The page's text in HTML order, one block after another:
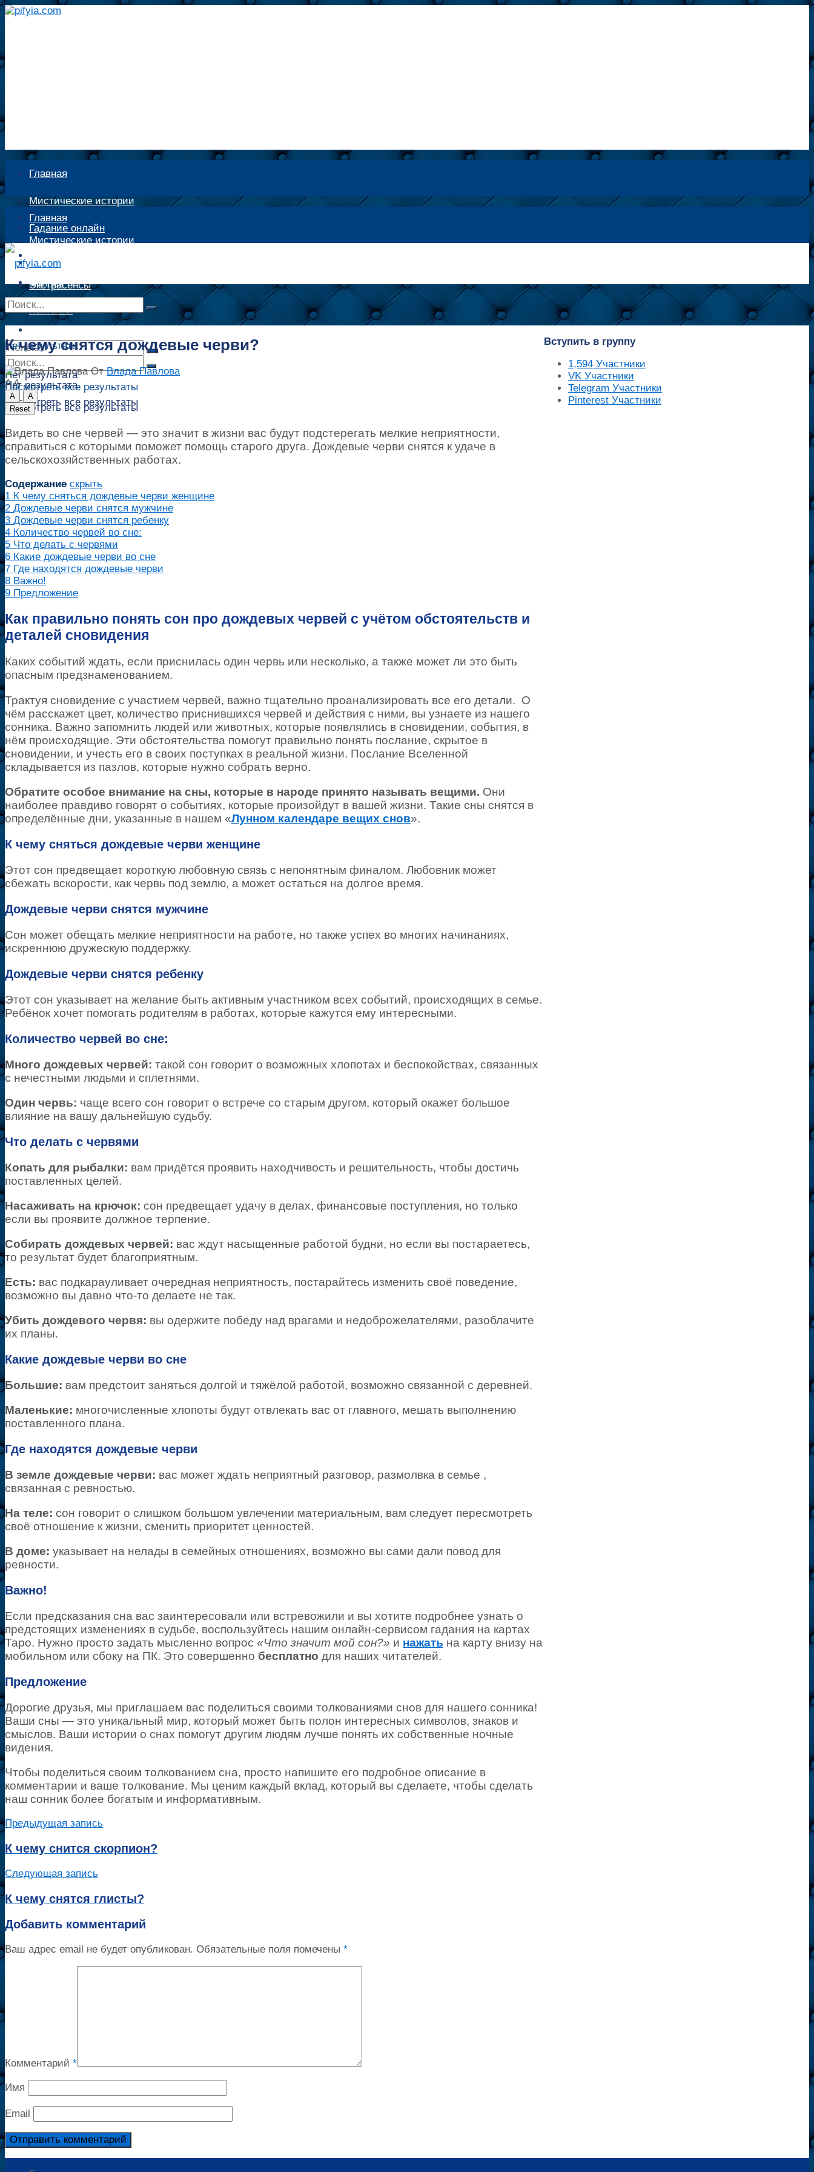
Главная
Мистические истории
Гадание онлайн
Сонник
Контакты
Нет результата
Посмотреть все результаты
Главная
Мистические истории
Гадание онлайн
Экстрасенсы
Сонник
Нет результата
Посмотреть все результаты
Нет результата
Посмотреть все результаты
К чему снятся дождевые черви?
От Влада Павлова
A A
A
A
Reset
Видеть во сне червей — это значит в жизни вас будут подстерегать мелкие неприятности,
справиться с которыми поможет помощь старого друга. Дождевые черви снятся к удаче в
сельскохозяйственных работах.
Содержание скрыть
1 К чему сняться дождевые черви женщине
2 Дождевые черви снятся мужчине
3 Дождевые черви снятся ребенку
4 Количество червей во сне:
5 Что делать с червями
6 Какие дождевые черви во сне
7 Где находятся дождевые черви
8 Важно!
9 Предложение
Как правильно понять сон про дождевых червей с учётом обстоятельств и
деталей сновидения
Каких событий ждать, если приснилась один червь или несколько, а также может ли это быть
опасным предзнаменованием.
Трактуя сновидение с участием червей, важно тщательно проанализировать все его детали. О
чём расскажет цвет, количество приснившихся червей и действия с ними, вы узнаете из нашего
сонника. Важно запомнить людей или животных, которые появлялись в сновидении, события, в
нём происходящие. Эти обстоятельства помогут правильно понять послание, скрытое в
сновидении, и учесть его в своих поступках в реальной жизни. Послание Вселенной
складывается из пазлов, которые нужно собрать верно.
Обратите особое внимание на сны, которые в народе принято называть вещими. Они
наиболее правдиво говорят о событиях, которые произойдут в вашей жизни. Такие сны снятся в
определённые дни, указанные в нашем «Лунном календаре вещих снов».
К чему сняться дождевые черви женщине
Этот сон предвещает короткую любовную связь с непонятным финалом. Любовник может
сбежать вскорости, как червь под землю, а может остаться на долгое время.
Дождевые черви снятся мужчине
Сон может обещать мелкие неприятности на работе, но также успех во многих начинаниях,
искреннюю дружескую поддержку.
Дождевые черви снятся ребенку
Этот сон указывает на желание быть активным участником всех событий, происходящих в семье.
Ребёнок хочет помогать родителям в работах, которые кажутся ему интересными.
Количество червей во сне:
Много дождевых червей: такой сон говорит о возможных хлопотах и беспокойствах, связанных
с нечестными людьми и сплетнями.
Один червь: чаще всего сон говорит о встрече со старым другом, который окажет большое
влияние на вашу дальнейшую судьбу.
Что делать с червями
Копать для рыбалки: вам придётся проявить находчивость и решительность, чтобы достичь
поставленных целей.
Насаживать на крючок: сон предвещает удачу в делах, финансовые поступления, но только
если вы проявите должное терпение.
Собирать дождевых червей: вас ждут насыщенные работой будни, но если вы постараетесь,
то результат будет благоприятным.
Есть: вас подкарауливает очередная неприятность, постарайтесь изменить своё поведение,
возможно вы давно что-то делаете не так.
Убить дождевого червя: вы одержите победу над врагами и недоброжелателями, разоблачите
их планы.
Какие дождевые черви во сне
Большие: вам предстоит заняться долгой и тяжёлой работой, возможно связанной с деревней.
Маленькие: многочисленные хлопоты будут отвлекать вас от главного, мешать выполнению
поставленного плана.
Где находятся дождевые черви
В земле дождевые черви: вас может ждать неприятный разговор, размолвка в семье ,
связанная с ревностью.
На теле: сон говорит о слишком большом увлечении материальным, вам следует пересмотреть
своё отношение к жизни, сменить приоритет ценностей.
В доме: указывает на нелады в семейных отношениях, возможно вы сами дали повод для
ревности.
Важно!
Если предсказания сна вас заинтересовали или встревожили и вы хотите подробнее узнать о
предстоящих изменениях в судьбе, воспользуйтесь нашим онлайн-сервисом гадания на картах
Таро. Нужно просто задать мысленно вопрос «Что значит мой сон?» и нажать на карту внизу на
мобильном или сбоку на ПК. Это совершенно бесплатно для наших читателей.
Предложение
Дорогие друзья, мы приглашаем вас поделиться своими толкованиями снов для нашего сонника!
Ваши сны — это уникальный мир, который может быть полон интересных символов, знаков и
смыслов. Ваши истории о снах помогут другим людям лучше понять их собственные ночные
видения.
Чтобы поделиться своим толкованием сна, просто напишите его подробное описание в
комментарии и ваше толкование. Мы ценим каждый вклад, который вы сделаете, чтобы сделать
наш сонник более богатым и информативным.
Предыдущая запись
К чему снится скорпион?
Следующая запись
К чему снятся глисты?
Добавить комментарий
Ваш адрес email не будет опубликован. Обязательные поля помечены *
Комментарий *
Имя
Email
Вступить в группу
1,594 Участники
VK Участники
Telegram Участники
Pinterest Участники